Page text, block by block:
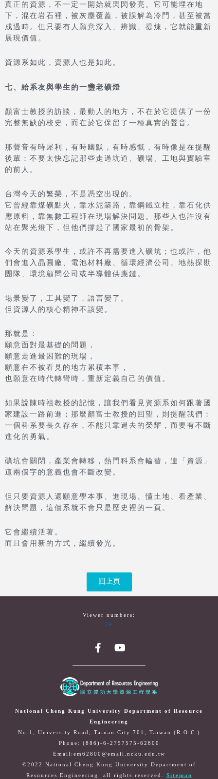
真正的資源，不一定一開始就閃閃發亮。它可能埋在地
下，混在岩石裡，被灰塵覆蓋，被誤解為冷門，甚至被當
成過時。但只要有人願意深入、辨識、提煉，它就能重新
展現價值。
資源系如此，資源人也是如此。
七、給系友與學生的一盞老礦燈
顏富士教授的訪談，最動人的地方，不在於它提供了一份
完整無缺的校史，而在於它保留了一種真實的聲音。
那聲音有時犀利，有時幽默，有時感慨，有時像是在提醒
後輩：不要太快忘記那些走過坑道、礦場、工地與實驗室
的前人。
台灣今天的繁榮，不是憑空出現的。
它曾經靠煤礦點火，靠水泥築路，靠鋼鐵立柱，靠石化供
應原料，靠無數工程師在現場解決問題。那些人也許沒有
站在聚光燈下，但他們撐起了國家最初的骨架。
今天的資源系學生，或許不再需要進入礦坑；也或許，他
們會進入晶圓廠、電池材料廠、循環經濟公司、地熱探勘
團隊、環境顧問公司或半導體供應鏈。
場景變了，工具變了，語言變了。
但資源人的核心精神不該變。
那就是：
願意面對最基礎的問題，
願意走進最困難的現場，
願意在不被看見的地方累積本事，
也願意在時代轉彎時，重新定義自己的價值。
如果說陳時祖教授的記憶，讓我們看見資源系如何跟著國
家建設一路前進；那麼顏富士教授的回望，則提醒我們：
一個科系要長久存在，不能只靠過去的榮耀，而要有不斷
進化的勇氣。
礦坑會關閉，產業會轉移，熱門科系會輪替，連「資源」
這兩個字的意義也會不斷改變。
但只要資源人還願意學本事、進現場、懂土地、看產業、
解決問題，這個系就不會只是歷史裡的一頁。
它會繼續活著。
而且會用新的方式，繼續發光。
回上頁
Viewer numbers:
24
National Cheng Kung University Department of Resource
Engineering
No.1, University Road, Tainan City 701, Taiwan (R.O.C.)
Phone: (886)-6-2757575-62800
Email:em62800@email.ncku.edu.tw
©2022 National Cheng Kung University Department of
Resources Engineering. all rights reserved. Sitemap